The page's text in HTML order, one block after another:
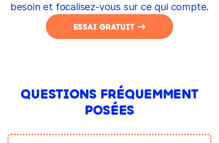
besoin et focalisez-vous sur ce qui compte.
ESSAI GRATUIT
QUESTIONS FRÉQUEMMENT
POSÉES